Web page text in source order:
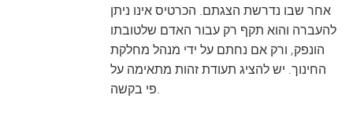
אחר שבו נדרשת הצגתם. הכרטיס אינו ניתן
להעברה והוא תקף רק עבור האדם שלטובתו
הונפק, ורק אם נחתם על ידי מנהל מחלקת
החינוך. יש להציג תעודת זהות מתאימה על
פי בקשה.